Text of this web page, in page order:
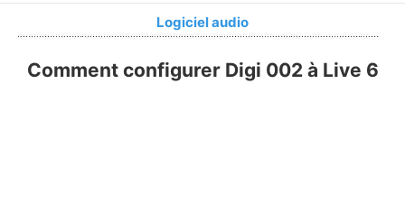
Logiciel audio
Comment configurer Digi 002 à Live 6